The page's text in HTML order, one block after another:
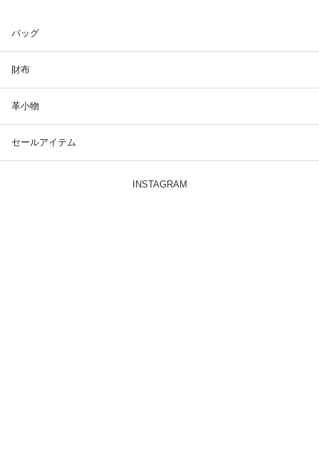
バッグ
財布
革小物
セールアイテム
INSTAGRAM